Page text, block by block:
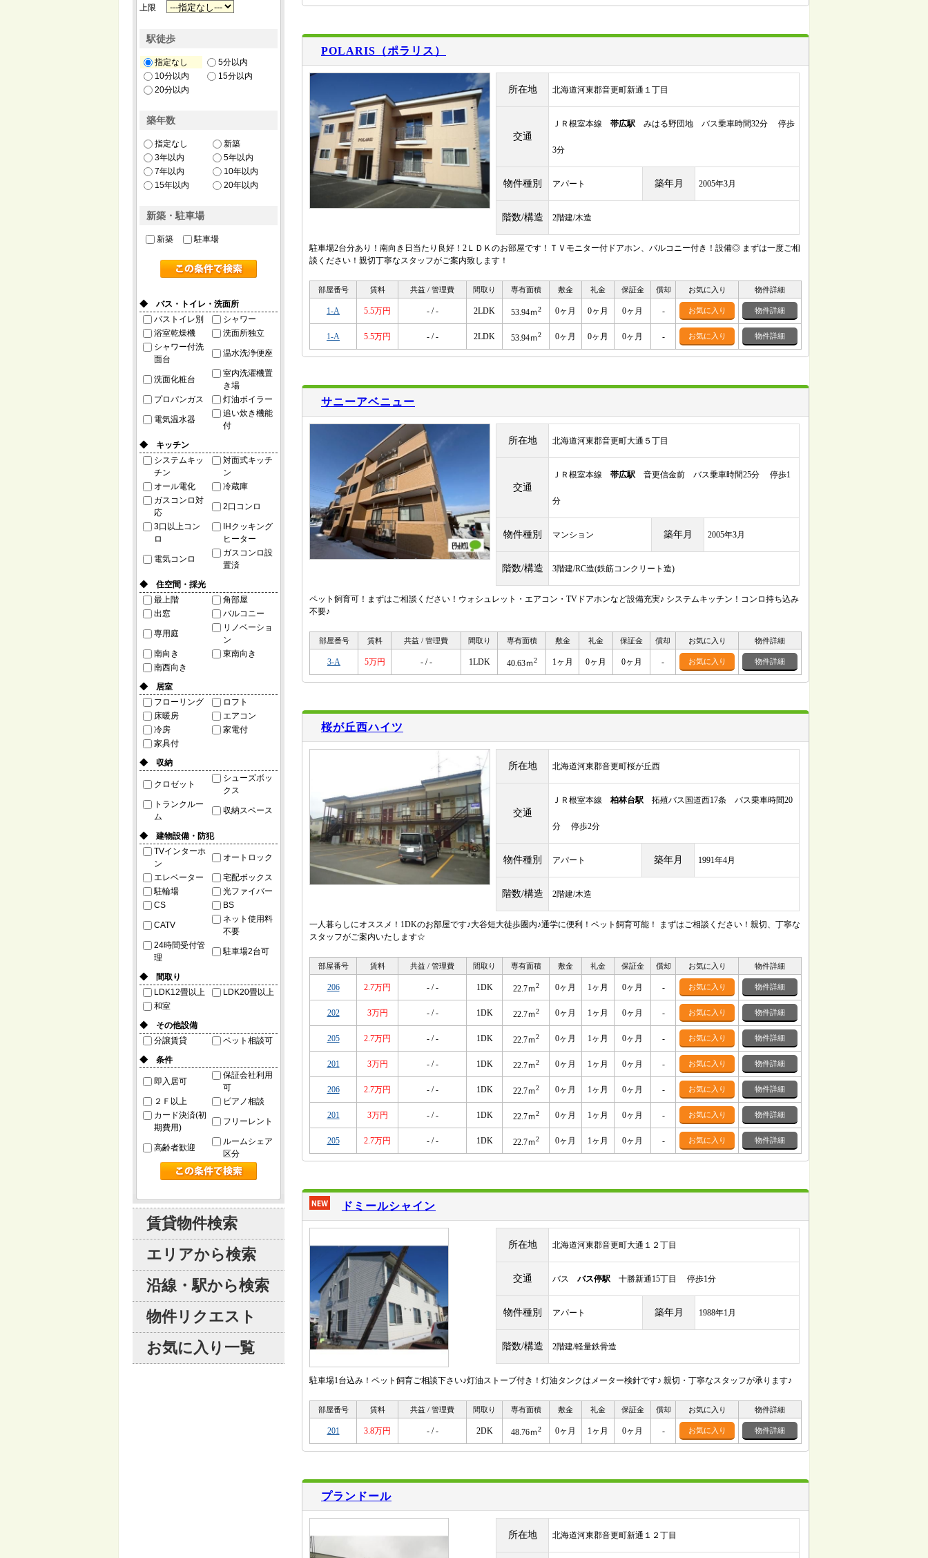
POLARIS（ポラリス）
所在地 北海道河東郡音更町新通１丁目
交通
ＪＲ根室本線 帯広駅 みはる野団地 バス乗車時間32分 停歩
3分
物件種別 アパート 築年月 2005年3月
階数/構造 2階建/木造
駐車場2台分あり！南向き日当たり良好！2ＬＤＫのお部屋です！ＴＶモニター付ドアホン、バルコニー付き！設備◎ まずは一度ご相
談ください！親切丁寧なスタッフがご案内致します！
部屋番号 賃料 共益 / 管理費 間取り 専有面積 敷金 礼金 保証金 償却 お気に入り 物件詳細
1-A 5.5万円 - / - 2LDK 53.94ｍ2 0ヶ月 0ヶ月 0ヶ月 - お気に入り 物件詳細
1-A 5.5万円 - / - 2LDK 53.94ｍ2 0ヶ月 0ヶ月 0ヶ月 - お気に入り 物件詳細
サニーアベニュー
所在地 北海道河東郡音更町大通５丁目
交通
ＪＲ根室本線 帯広駅 音更信金前 バス乗車時間25分 停歩1
分
物件種別 マンション 築年月 2005年3月
階数/構造 3階建/RC造(鉄筋コンクリート造)
ペット飼育可！まずはご相談ください！ウォシュレット・エアコン・TVドアホンなど設備充実♪ システムキッチン！コンロ持ち込み
不要♪
部屋番号 賃料 共益 / 管理費 間取り 専有面積 敷金 礼金 保証金 償却 お気に入り 物件詳細
3-A 5万円 - / - 1LDK 40.63ｍ2 1ヶ月 0ヶ月 0ヶ月 - お気に入り 物件詳細
桜が丘西ハイツ
所在地 北海道河東郡音更町桜が丘西
交通
ＪＲ根室本線 柏林台駅 拓殖バス国道西17条 バス乗車時間20
分 停歩2分
物件種別 アパート 築年月 1991年4月
階数/構造 2階建/木造
一人暮らしにオススメ！1DKのお部屋です♪大谷短大徒歩圏内♪通学に便利！ペット飼育可能！ まずはご相談ください！親切、丁寧な
スタッフがご案内いたします☆
部屋番号 賃料 共益 / 管理費 間取り 専有面積 敷金 礼金 保証金 償却 お気に入り 物件詳細
206 2.7万円 - / - 1DK 22.7ｍ2 0ヶ月 1ヶ月 0ヶ月 - お気に入り 物件詳細
202 3万円 - / - 1DK 22.7ｍ2 0ヶ月 1ヶ月 0ヶ月 - お気に入り 物件詳細
205 2.7万円 - / - 1DK 22.7ｍ2 0ヶ月 1ヶ月 0ヶ月 - お気に入り 物件詳細
201 3万円 - / - 1DK 22.7ｍ2 0ヶ月 1ヶ月 0ヶ月 - お気に入り 物件詳細
206 2.7万円 - / - 1DK 22.7ｍ2 0ヶ月 1ヶ月 0ヶ月 - お気に入り 物件詳細
201 3万円 - / - 1DK 22.7ｍ2 0ヶ月 1ヶ月 0ヶ月 - お気に入り 物件詳細
205 2.7万円 - / - 1DK 22.7ｍ2 0ヶ月 1ヶ月 0ヶ月 - お気に入り 物件詳細
ドミールシャイン
所在地 北海道河東郡音更町大通１２丁目
交通 バス バス停駅 十勝新通15丁目 停歩1分
物件種別 アパート 築年月 1988年1月
階数/構造 2階建/軽量鉄骨造
駐車場1台込み！ペット飼育ご相談下さい♪灯油ストーブ付き！灯油タンクはメーター検針です♪ 親切・丁寧なスタッフが承ります♪
部屋番号 賃料 共益 / 管理費 間取り 専有面積 敷金 礼金 保証金 償却 お気に入り 物件詳細
201 3.8万円 - / - 2DK 48.76ｍ2 0ヶ月 1ヶ月 0ヶ月 - お気に入り 物件詳細
プランドール
所在地 北海道河東郡音更町新通１２丁目
上限
駅徒歩
指定なし
5分以内
10分以内
15分以内
20分以内
築年数
指定なし
新築
3年以内
5年以内
7年以内
10年以内
15年以内
20年以内
新築・駐車場
新築 駐車場
◆ バス・トイレ・洗面所
バストイレ別
シャワー
浴室乾燥機
洗面所独立
シャワー付洗
面台
温水洗浄便座
洗面化粧台
室内洗濯機置
き場
プロパンガス
灯油ボイラー
電気温水器
追い炊き機能
付
◆ キッチン
システムキッ
チン
対面式キッチ
ン
オール電化
冷蔵庫
ガスコンロ対
応
2口コンロ
3口以上コン
ロ
IHクッキング
ヒーター
電気コンロ
ガスコンロ設
置済
◆ 住空間・採光
最上階
角部屋
出窓
バルコニー
専用庭
リノベーショ
ン
南向き
東南向き
南西向き
◆ 居室
フローリング
ロフト
床暖房
エアコン
冷房
家電付
家具付
◆ 収納
クロゼット
シューズボッ
クス
トランクルー
ム
収納スペース
◆ 建物設備・防犯
TVインターホ
ン
オートロック
エレベーター
宅配ボックス
駐輪場
光ファイバー
CS
BS
CATV
ネット使用料
不要
24時間受付管
理
駐車場2台可
◆ 間取り
LDK12畳以上
LDK20畳以上
和室
◆ その他設備
分譲賃貸
ペット相談可
◆ 条件
即入居可
保証会社利用
可
２Ｆ以上
ピアノ相談
カード決済(初
期費用)
フリーレント
高齢者歓迎
ルームシェア
区分
賃貸物件検索
エリアから検索
沿線・駅から検索
物件リクエスト
お気に入り一覧